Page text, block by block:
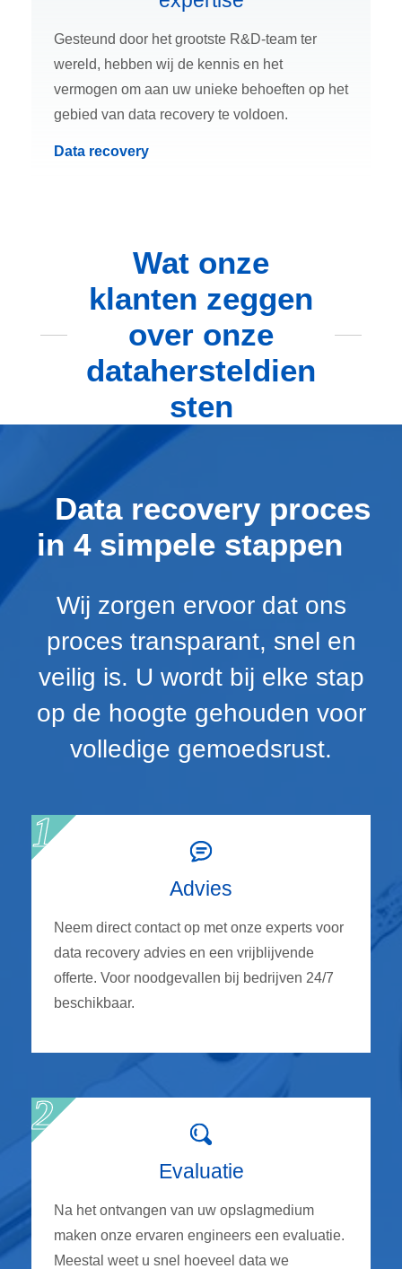
Gesteund door het grootste R&D-team ter
wereld, hebben wij de kennis en het
vermogen om aan uw unieke behoeften op het
gebied van data recovery te voldoen.
Data recovery
Wat onze
klanten zeggen
over onze
datahersteldien
sten
Data recovery proces
in 4 simpele stappen
Wij zorgen ervoor dat ons
proces transparant, snel en
veilig is. U wordt bij elke stap
op de hoogte gehouden voor
volledige gemoedsrust.
Advies
Neem direct contact op met onze experts voor
data recovery advies en een vrijblijvende
offerte. Voor noodgevallen bij bedrijven 24/7
beschikbaar.
Evaluatie
Na het ontvangen van uw opslagmedium
maken onze ervaren engineers een evaluatie.
Meestal weet u snel hoeveel data we